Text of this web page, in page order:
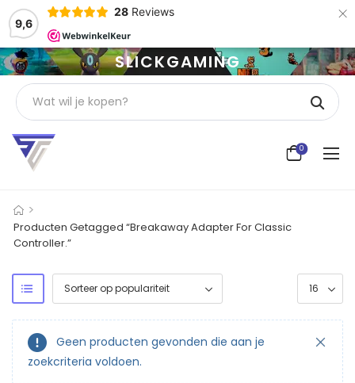
9,6
28 Reviews ×
SLICKGAMING
0
>
Producten Getagged “Breakaway Adapter For Classic
Controller.”
Geen producten gevonden die aan je
zoekcriteria voldoen.